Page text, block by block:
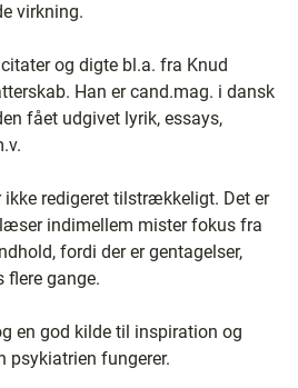
virkning.
og digte bl.a. fra Knud
Han er cand.mag. i dansk
fået udgivet lyrik, essays,
redigeret tilstrækkeligt. Det er
indimellem mister fokus fra
fordi der er gentagelser,
flere gange.
en god kilde til inspiration og
psykiatrien fungerer.